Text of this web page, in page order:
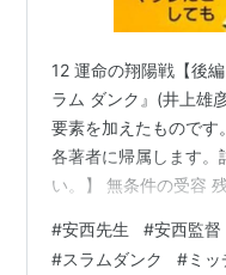
12 運命の翔陽戦【後
ラム ダンク』(井上雄
要素を加えたものです
各著者に帰属します。
い。】 無条件の受容
謝りたかった。「すい
の返答は予想外のもの
#安西先生 #安西監督
#スラムダンク #ミ